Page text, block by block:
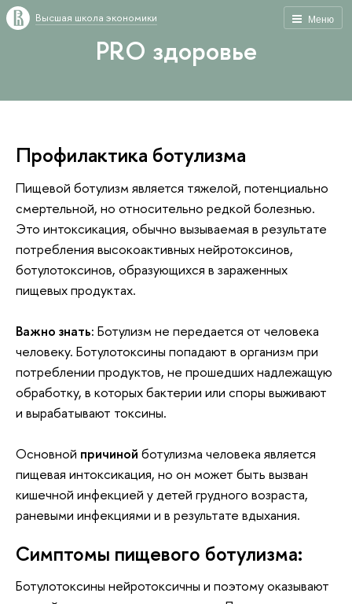
Меню
Высшая школа экономики
PRO здоровье
Профилактика ботулизма
Пищевой ботулизм является тяжелой, потенциально
смертельной, но относительно редкой болезнью.
Это интоксикация, обычно вызываемая в результате
потребления высокоактивных нейротоксинов,
ботулотоксинов, образующихся в зараженных
пищевых продуктах.
Важно знать: Ботулизм не передается от человека
человеку. Ботулотоксины попадают в организм при
потреблении продуктов, не прошедших надлежащую
обработку, в которых бактерии или споры выживают
и вырабатывают токсины.
Основной причиной ботулизма человека является
пищевая интоксикация, но он может быть вызван
кишечной инфекцией у детей грудного возраста,
раневыми инфекциями и в результате вдыхания.
Симптомы пищевого ботулизма:
Ботулотоксины нейротоксичны и поэтому оказывают